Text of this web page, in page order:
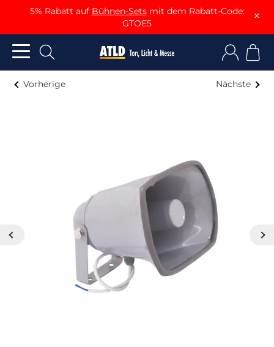
5% Rabatt auf Bühnen-Setsmit dem Rabatt-Code:
GTOE5
×
Vorherige Nächste